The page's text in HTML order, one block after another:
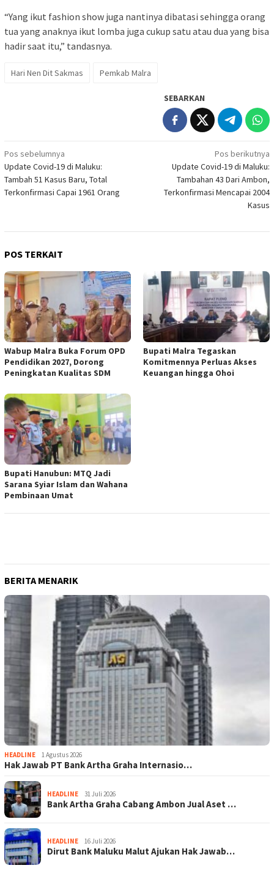
“Yang ikut fashion show juga nantinya dibatasi sehingga orang
tua yang anaknya ikut lomba juga cukup satu atau dua yang bisa
hadir saat itu,” tandasnya.
Hari Nen Dit Sakmas Pemkab Malra
SEBARKAN
Navigasi
pos
Pos sebelumnya
Update Covid-19 di Maluku:
Tambah 51 Kasus Baru, Total
Terkonfirmasi Capai 1961 Orang
Pos berikutnya
Update Covid-19 di Maluku:
Tambahan 43 Dari Ambon,
Terkonfirmasi Mencapai 2004
Kasus
POS TERKAIT
Wabup Malra Buka Forum OPD
Pendidikan 2027, Dorong
Peningkatan Kualitas SDM
Bupati Malra Tegaskan
Komitmennya Perluas Akses
Keuangan hingga Ohoi
Bupati Hanubun: MTQ Jadi
Sarana Syiar Islam dan Wahana
Pembinaan Umat
BERITA MENARIK
HEADLINE 1 Agustus 2026
Hak Jawab PT Bank Artha Graha Internasio…
HEADLINE 31 Juli 2026
Bank Artha Graha Cabang Ambon Jual Aset …
HEADLINE 16 Juli 2026
Dirut Bank Maluku Malut Ajukan Hak Jawab…